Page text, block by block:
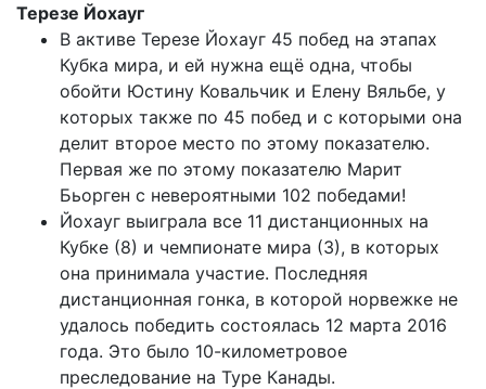
Терезе Йохауг
В активе Терезе Йохауг 45 побед на этапах
Кубка мира, и ей нужна ещё одна, чтобы
обойти Юстину Ковальчик и Елену Вяльбе, у
которых также по 45 побед и с которыми она
делит второе место по этому показателю.
Первая же по этому показателю Марит
Бьорген с невероятными 102 победами!
Йохауг выиграла все 11 дистанционных на
Кубке (8) и чемпионате мира (3), в которых
она принимала участие. Последняя
дистанционная гонка, в которой норвежке не
удалось победить состоялась 12 марта 2016
года. Это было 10-километровое
преследование на Туре Канады.